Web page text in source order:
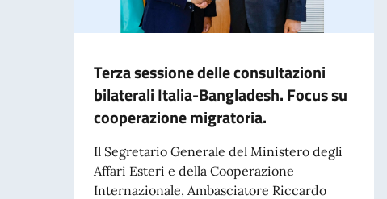
Terza sessione delle consultazioni
bilaterali Italia-Bangladesh. Focus su
cooperazione migratoria.
Il Segretario Generale del Ministero degli
Affari Esteri e della Cooperazione
Internazionale, Ambasciatore Riccardo